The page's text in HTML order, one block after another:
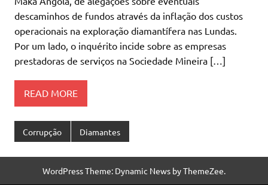
descaminhos de fundos através da inflação dos custos
operacionais na exploração diamantífera nas Lundas.
Por um lado, o inquérito incide sobre as empresas
prestadoras de serviços na Sociedade Mineira […]
READ MORE
Corrupção Diamantes
WordPress Theme: Dynamic News by ThemeZee.